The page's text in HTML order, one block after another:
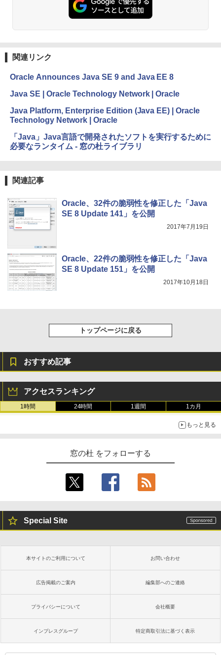
にもKindle出版にも！ 非エンジニアのた
めのAIコーディング入門シリーズ
ズ (はぴーイラストLabo)
￥480
FM TOWNS ハイパー・カタログ: 本体ハ
ードウェア・市販ソフトウェアのパーフ
ェクトリストと最新エミュレータ紹介
Amazon Kindle Paperwhite (16GB) 7イ
ージ、防水、7インチカラーディスプレ
テリー、広告無し、ブラック (2025年発
売)
￥31,980
き、グラファイト
関連リンク
Oracle Announces Java SE 9 and Java EE 8
Java SE | Oracle Technology Network | Oracle
Java Platform, Enterprise Edition (Java EE) | Oracle
Technology Network | Oracle
「Java」Java言語で開発されたソフトを実行するために
必要なランタイム - 窓の杜ライブラリ
関連記事
Oracle、32件の脆弱性を修正した「Java
SE 8 Update 141」を公開
2017年7月19日
Oracle、22件の脆弱性を修正した「Java
SE 8 Update 151」を公開
2017年10月18日
トップページに戻る
おすすめ記事
アクセスランキング
1時間 24時間 1週間 1カ月
もっと見る
窓の杜 をフォローする
Special Site
本サイトのご利用について お問い合わせ
広告掲載のご案内 編集部へのご連絡
プライバシーについて 会社概要
インプレスグループ 特定商取引法に基づく表示